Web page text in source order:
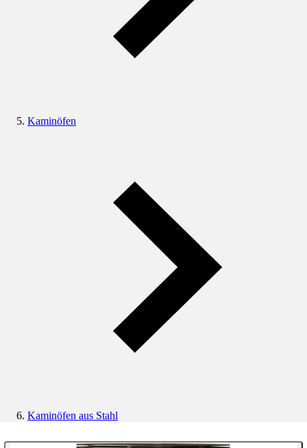
Kaminöfen
Kaminöfen aus Stahl